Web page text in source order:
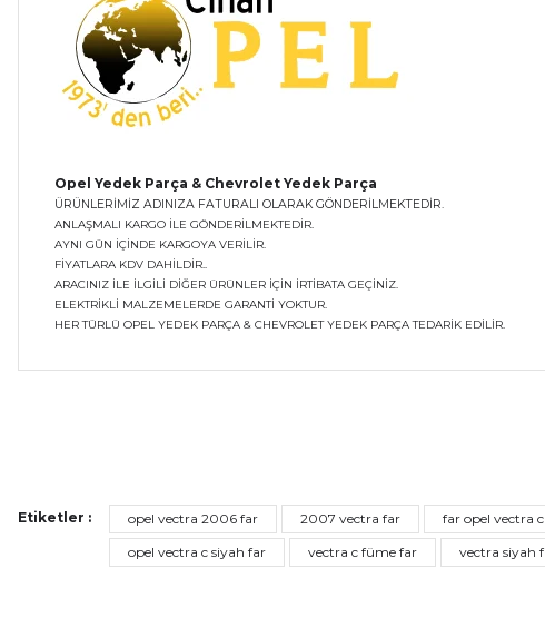
Opel Yedek Parça & Chevrolet Yedek Parça
ÜRÜNLERİMİZ ADINIZA FATURALI OLARAK GÖNDERİLMEKTEDİR.
ANLAŞMALI KARGO İLE GÖNDERİLMEKTEDİR.
AYNI GÜN İÇİNDE KARGOYA VERİLİR.
FİYATLARA KDV DAHİLDİR..
ARACINIZ İLE İLGİLİ DİĞER ÜRÜNLER İÇİN İRTİBATA GEÇİNİZ.
ELEKTRİKLİ MALZEMELERDE GARANTİ YOKTUR.
HER TÜRLÜ OPEL YEDEK PARÇA & CHEVROLET YEDEK PARÇA TEDARİK EDİLİR.
Ürün açıklamasında eksik bilgiler bulunuyor.
Ürün bilgilerinde hatalar bulunuyor.
Etiketler : opel vectra 2006 far 2007 vectra far far opel vectra
opel vectra c siyah far
vectra c füme far vectra siyah